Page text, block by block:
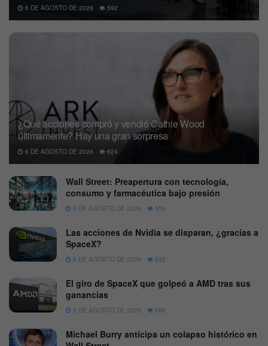
6 DE AGOSTO DE 2026 592
¿Qué acciones compró y vendió Cathie Wood
últimamente? Hay una gran sorpresa
6 DE AGOSTO DE 2026 624
Wall Street: Preapertura con tecnología,
consumo y farmacéutica bajo presión
6 DE AGOSTO DE 2026 559
Las acciones de Nvidia se disparan, ¿gracias a
SpaceX?
5 DE AGOSTO DE 2026 632
El giro de SpaceX que golpeó a AMD tras sus
ganancias
5 DE AGOSTO DE 2026 586
Michael Burry anticipa un colapso histórico en